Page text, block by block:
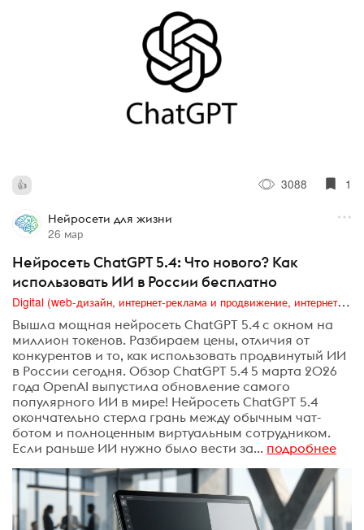
3088 1
Нейросети для жизни
26 мар
Нейросеть ChatGPT 5.4: Что нового? Как
использовать ИИ в России бесплатно
Digital (web-дизайн, интернет-реклама и продвижение, интернет-сообщества и блоги, интернет-коммуникации, мобильный маркетинг, реклама на цифровых экранах)
Вышла мощная нейросеть ChatGPT 5.4 с окном на
миллион токенов. Разбираем цены, отличия от
конкурентов и то, как использовать продвинутый ИИ
в России сегодня. Обзор ChatGPT 5.4 5 марта 2026
года OpenAI выпустила обновление самого
популярного ИИ в мире! Нейросеть ChatGPT 5.4
окончательно стерла грань между обычным чат-
ботом и полноценным виртуальным сотрудником.
Если раньше ИИ нужно было вести за... подробнее